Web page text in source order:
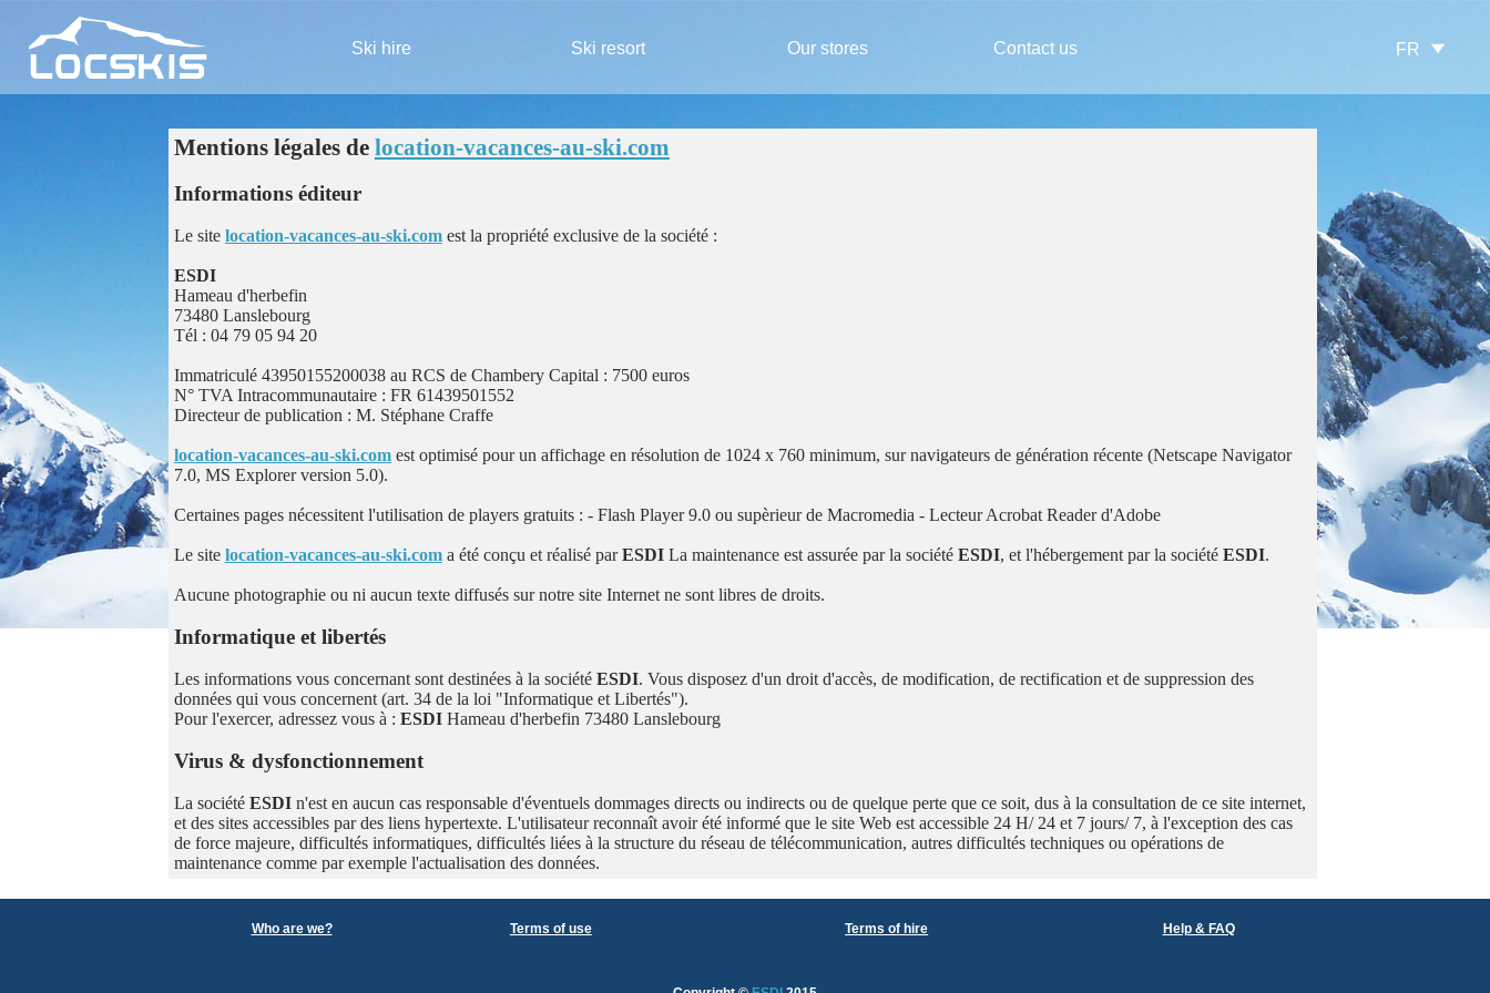
Ski hire Ski resort Our stores Contact us FR
Mentions légales de location-vacances-au-ski.com
Informations éditeur
Le site location-vacances-au-ski.comest la propriété exclusive de la société :
ESDI
Hameau d'herbefin
73480 Lanslebourg
Tél : 04 79 05 94 20
Immatriculé 43950155200038 au RCS de Chambery Capital : 7500 euros
N° TVA Intracommunautaire : FR 61439501552
Directeur de publication : M. Stéphane Craffe
location-vacances-au-ski.comest optimisé pour un affichage en résolution de 1024 x 760 minimum, sur navigateurs de génération récente (Netscape Navigator
7.0, MS Explorer version 5.0).
Certaines pages nécessitent l'utilisation de players gratuits : - Flash Player 9.0 ou supèrieur de Macromedia - Lecteur Acrobat Reader d'Adobe
Le site location-vacances-au-ski.coma été conçu et réalisé parESDILa maintenance est assurée par la société ESDI, et l'hébergement par la société ESDI.
Aucune photographie ou ni aucun texte diffusés sur notre site Internet ne sont libres de droits.
Informatique et libertés
Les informations vous concernant sont destinées à la société ESDI. Vous disposez d'un droit d'accès, de modification, de rectification et de suppression des
données qui vous concernent (art. 34 de la loi "Informatique et Libertés").
Pour l'exercer, adressez vous à : ESDIHameau d'herbefin 73480 Lanslebourg
Virus & dysfonctionnement
La société ESDIn'est en aucun cas responsable d'éventuels dommages directs ou indirects ou de quelque perte que ce soit, dus à la consultation de ce site internet,
et des sites accessibles par des liens hypertexte. L'utilisateur reconnaît avoir été informé que le site Web est accessible 24 H/ 24 et 7 jours/ 7, à l'exception des cas
de force majeure, difficultés informatiques, difficultés liées à la structure du réseau de télécommunication, autres difficultés techniques ou opérations de
maintenance comme par exemple l'actualisation des données.
Who are we? Terms of use Terms of hire Help & FAQ